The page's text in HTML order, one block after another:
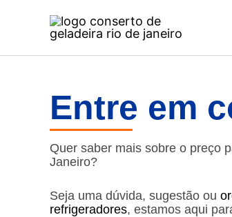
Entre em
Quer saber mais sobre o preço
Janeiro?
Seja uma dúvida, sugestão ou
refrigeradores, estamos aqui